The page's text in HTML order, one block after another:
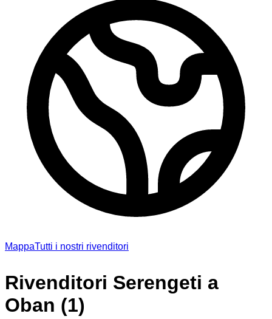
MappaTutti i nostri rivenditori
Rivenditori Serengeti a
Oban (1)